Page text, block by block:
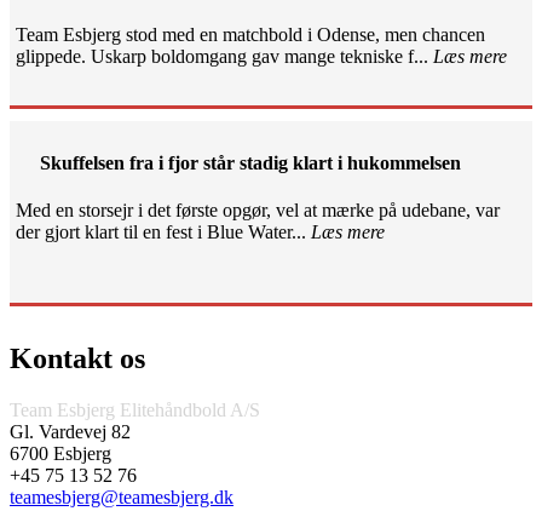
Team Esbjerg stod med en matchbold i Odense, men chancen
glippede. Uskarp boldomgang gav mange tekniske f... Læs mere
Skuffelsen fra i fjor står stadig klart i hukommelsen
Med en storsejr i det første opgør, vel at mærke på udebane, var
der gjort klart til en fest i Blue Water... Læs mere
Kontakt os
Team Esbjerg Elitehåndbold A/S
Gl. Vardevej 82
6700 Esbjerg
+45 75 13 52 76
teamesbjerg@teamesbjerg.dk